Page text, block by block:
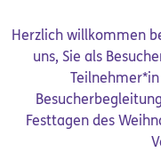
Herzlich willkommen
uns, Sie als
Festtagen des